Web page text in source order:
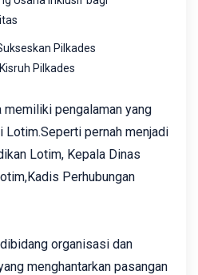
Pilkades
Pilkades
memiliki pengalaman yang
Lotim.Seperti pernah menjadi
Lotim, Kepala Dinas
Perhubungan
organisasi dan
menghantarkan pasangan